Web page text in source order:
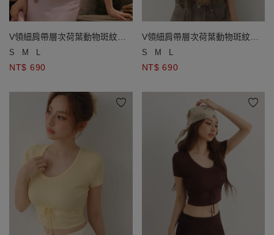
V領細肩帶層次荷葉動物斑紋雪
紡上衣(附胸墊&領巾)
S M L
NT$ 690
V領細肩帶層次荷葉動物斑紋雪
紡上衣(附胸墊&領巾)
S M L
NT$ 690